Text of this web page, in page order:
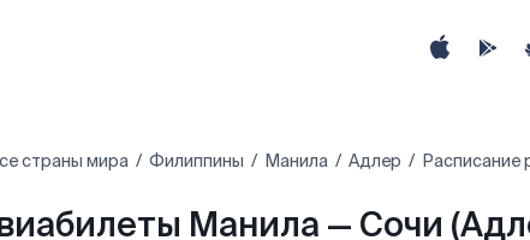
страны мира Филиппины Манила Адлер Расписание
Манила — Сочи